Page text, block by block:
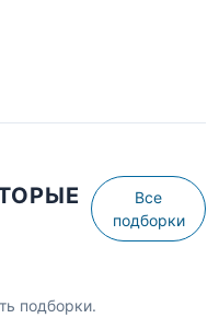
Все
подборки
подборки.